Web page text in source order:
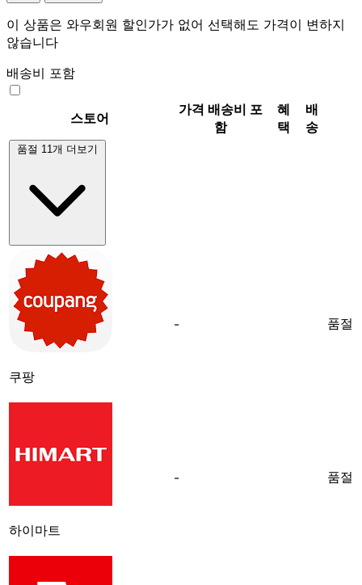
이 상품은 와우회원 할인가가 없어 선택해도 가격이 변하지
않습니다
배송비 포함
스토어
가격 배송비 포
함
혜
택
배
송
품절 11개 더보기
쿠팡
- 품절
하이마트
- 품절